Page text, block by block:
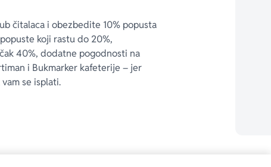
čitalaca i obezbedite 10% popusta
koji rastu do 20%,
40%, dodatne pogodnosti na
i Bukmarker kafeterije – jer
se isplati.